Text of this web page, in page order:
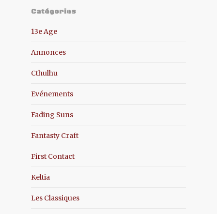
Catégories
13e Age
Annonces
Cthulhu
Evénements
Fading Suns
Fantasty Craft
First Contact
Keltia
Les Classiques